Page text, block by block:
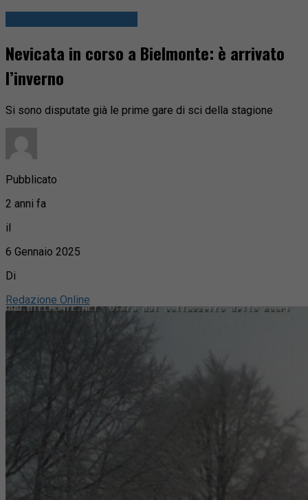
Nevicata in corso a Bielmonte: è arrivato
l’inverno
Si sono disputate già le prime gare di sci della stagione
Pubblicato
2 anni fa
il
6 Gennaio 2025
Di
Redazione Online